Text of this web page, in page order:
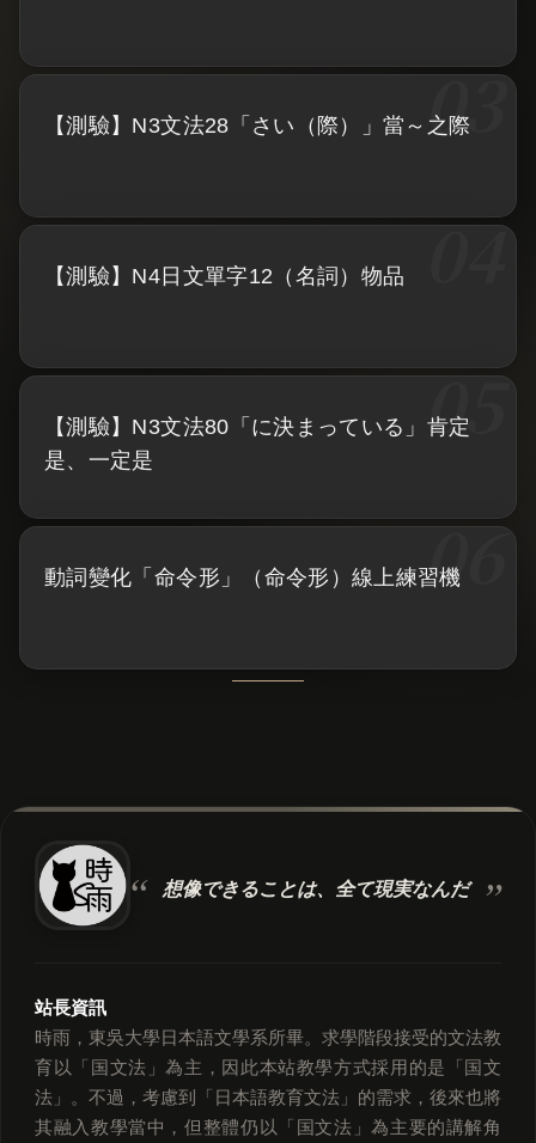
【測驗】N3文法28「さい（際）」當～之際
【測驗】N4日文單字12（名詞）物品
【測驗】N3文法80「に決まっている」肯定
是、一定是
動詞變化「命令形」（命令形）線上練習機
想像できることは、 全て現実なんだ
站長資訊
時雨，東吳大學日本語文學系所畢。求學階段接受的文法教
育以「国文法」為主，因此本站教學方式採用的是「国文
法」。不過，考慮到「日本語教育文法」的需求，後來也將
其融入教學當中，但整體仍以「国文法」為主要的講解角